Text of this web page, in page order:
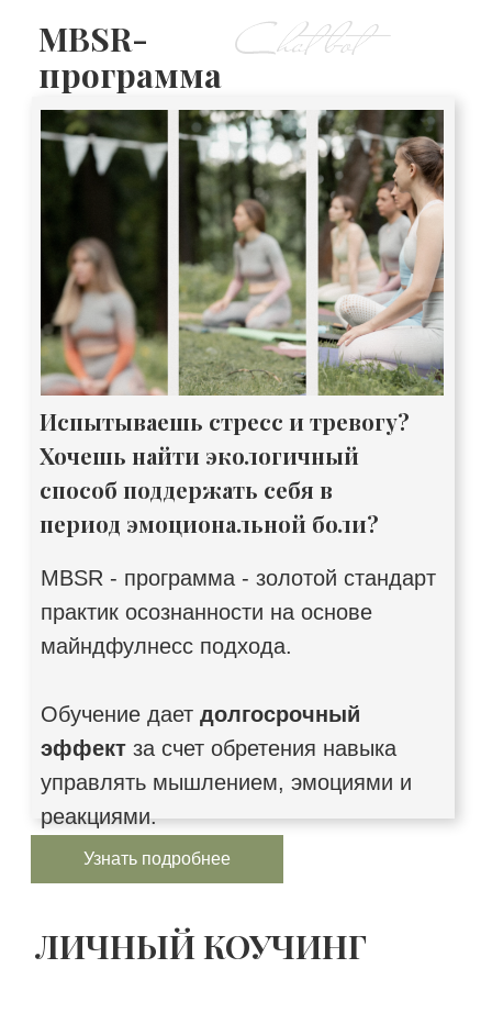
MBSR-
программа
Испытываешь стресс и тревогу?
Хочешь найти экологичный
способ поддержать себя в
период эмоциональной боли?
MBSR - программа - золотой стандарт
практик осознанности на основе
майндфулнесс подхода.
Обучение дает долгосрочный
эффект за счет обретения навыка
управлять мышлением, эмоциями и
реакциями.
Узнать подробнее
ЛИЧНЫЙ КОУЧИНГ